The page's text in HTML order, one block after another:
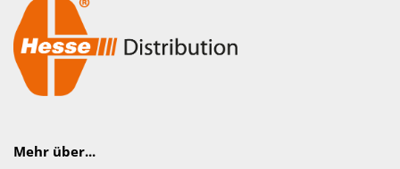
Mehr über...